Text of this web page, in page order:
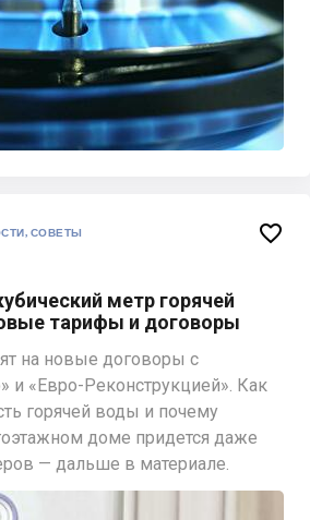
СОВЕТЫ
метр горячей
тарифы и договоры
на новые договоры с
и «Евро-Реконструкцией». Как
горячей воды и почему
доме придется даже
— дальше в материале.
